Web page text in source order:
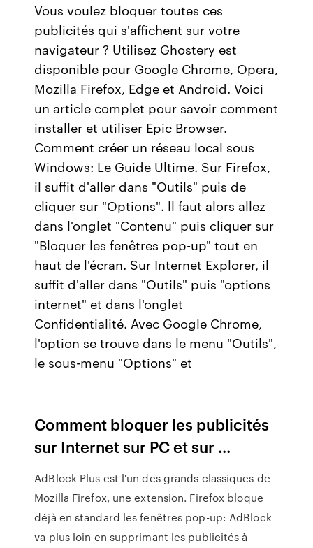
Vous voulez bloquer toutes ces
publicités qui s'affichent sur votre
navigateur ? Utilisez Ghostery est
disponible pour Google Chrome, Opera,
Mozilla Firefox, Edge et Android. Voici
un article complet pour savoir comment
installer et utiliser Epic Browser.
Comment créer un réseau local sous
Windows: Le Guide Ultime. Sur Firefox,
il suffit d'aller dans "Outils" puis de
cliquer sur "Options". ll faut alors allez
dans l'onglet "Contenu" puis cliquer sur
"Bloquer les fenêtres pop-up" tout en
haut de l'écran. Sur Internet Explorer, il
suffit d'aller dans "Outils" puis "options
internet" et dans l'onglet
Confidentialité. Avec Google Chrome,
l'option se trouve dans le menu "Outils",
le sous-menu "Options" et
Comment bloquer les publicités
sur Internet sur PC et sur ...
AdBlock Plus est l'un des grands classiques de
Mozilla Firefox, une extension. Firefox bloque
déjà en standard les fenêtres pop-up: AdBlock
va plus loin en supprimant les publicités à